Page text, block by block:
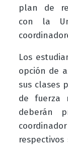
plan de
con la
Los
opción de
sus clases
de fuerza
deberán